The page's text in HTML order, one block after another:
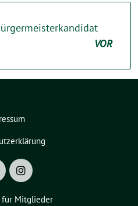
VOR
für Mitglieder